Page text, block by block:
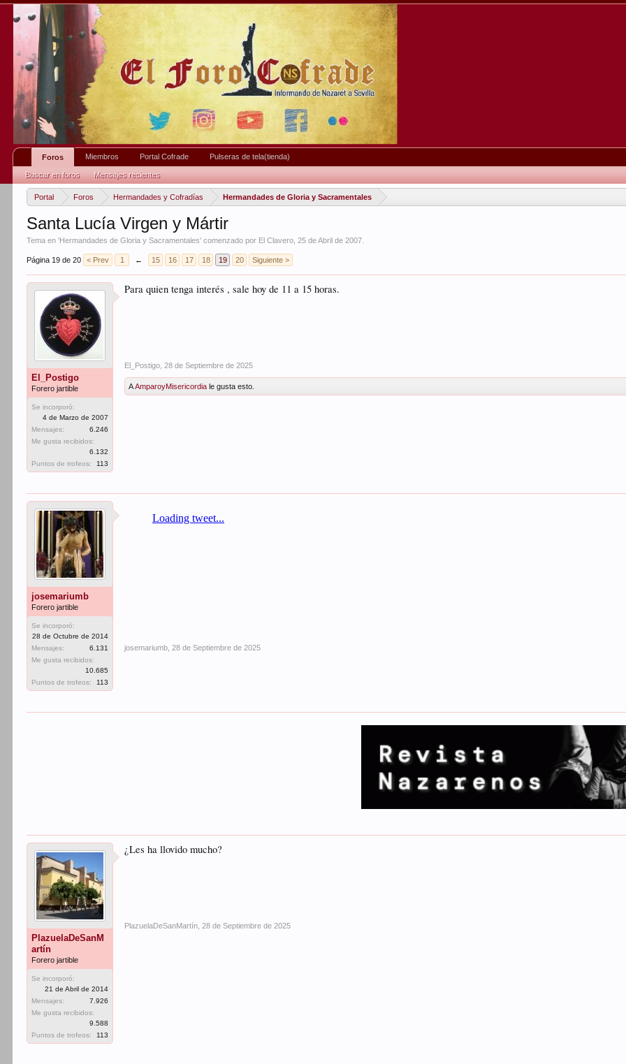
Portal Foros Hermandades y Cofradías Hermandades de Gloria y Sacramentales
Santa Lucía Virgen y Mártir
Tema en 'Hermandades de Gloria y Sacramentales' comenzado por El Clavero ,25 de Abril de 2007
Página 19 de 20 < Prev 1 ← 15 16 17 18 19 20 Siguiente >
El_Postigo
Forero jartible
Se incorporó:
4 de Marzo de 2007
Mensajes:
6.246
Me gusta recibidos:
6.132
Puntos de trofeos:
113
Para quien tenga interés , sale hoy de 11 a 15 horas.
El_Postigo 28 de Septiembre de 2025
AAmparoyMisericordia le gusta esto.
josemariumb
Forero jartible
Se incorporó:
28 de Octubre de 2014
Mensajes:
6.131
Me gusta recibidos:
10.685
Puntos de trofeos:
113
josemariumb 28 de Septiembre de 2025
PlazuelaDeSanM
artín
Forero jartible
Se incorporó:
21 de Abril de 2014
Mensajes:
7.926
Me gusta recibidos:
9.588
Puntos de trofeos:
113
¿Les ha llovido mucho?
PlazuelaDeSanMartín 28 de Septiembre de 2025
Foros
Buscar en foros Mensajes recientes
Miembros Portal Cofrade Pulseras de tela(tienda)